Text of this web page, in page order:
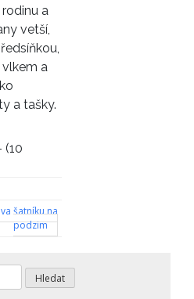
a
vetší,
vlkem a
a tašky.
(10
šatníku na
podzim